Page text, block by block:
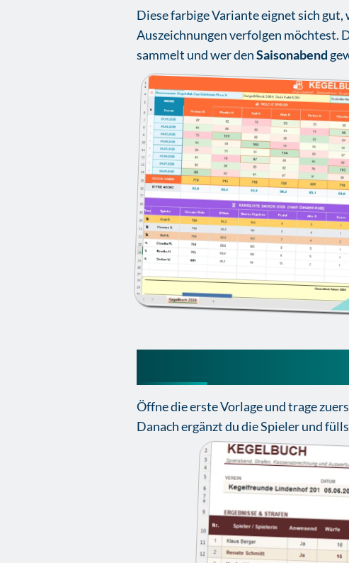
Diese farbige Variante eignet sich
Auszeichnungen verfolgen möchtest.
sammelt und wer denSaisonabend
Öffne die erste Vorlage und trage
Danach ergänzt du die Spieler und